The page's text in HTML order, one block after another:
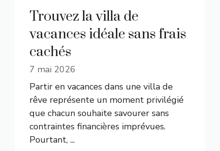
Trouvez la villa de
vacances idéale sans frais
cachés
7 mai 2026
Partir en vacances dans une villa de
rêve représente un moment privilégié
que chacun souhaite savourer sans
contraintes financières imprévues.
Pourtant, ...